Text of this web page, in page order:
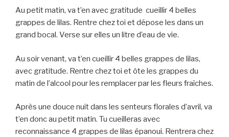
Au petit matin, va t’en avec gratitude cueillir 4 belles
grappes de lilas. Rentre chez toi et dépose les dans un
grand bocal. Verse sur elles un litre d’eau de vie.
Au soir venant, va t’en cueillir 4 belles grappes de lilas,
avec gratitude. Rentre chez toi et ôte les grappes du
matin de l’alcool pour les remplacer par les fleurs fraîches.
Après une douce nuit dans les senteurs florales d’avril, va
t’en donc au petit matin. Tu cueilleras avec
reconnaissance 4 grappes de lilas épanoui. Rentrera chez